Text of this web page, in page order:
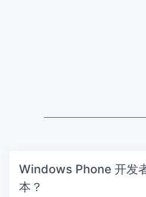
Windows Phone 开发
本？